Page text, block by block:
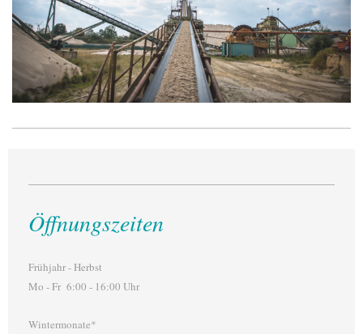
Öffnungszeiten
Frühjahr - Herbst
Mo - Fr 6:00 - 16:00 Uhr
Wintermonate*